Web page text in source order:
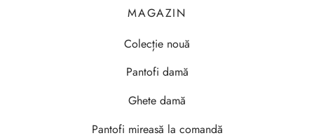
MAGAZIN
Colecție nouă
Pantofi damă
Ghete damă
Pantofi mireasă la comandă